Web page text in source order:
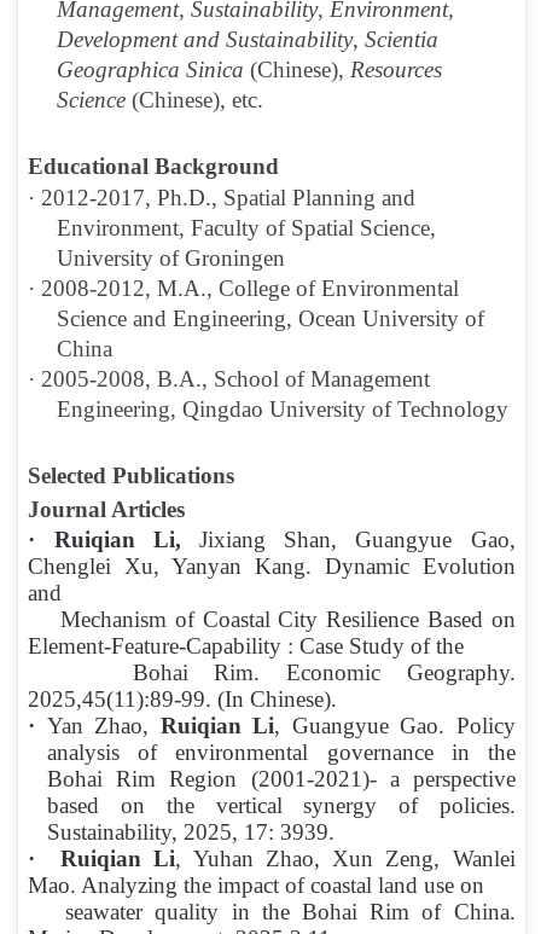
Management,Sustainability, Environment,
Development and Sustainability,Scientia
Geographica Sinica (Chinese), Resources
Science (Chinese), etc.
Educational Background
· 2012-2017, Ph.D., Spatial Planning and
Environment, Faculty of Spatial Science,
University of Groningen
· 2008-2012, M.A., College of Environmental
Science and Engineering, Ocean University of
China
· 2005-2008, B.A., School of Management
Engineering, Qingdao University of Technology
Selected Publications
Journal Articles
· Ruiqian Li, Jixiang Shan, Guangyue Gao,
Chenglei Xu, Yanyan Kang. Dynamic Evolution
and
Mechanism of Coastal City Resilience Based on
Element-Feature-Capability : Case Study of the
Bohai Rim. Economic Geography.
2025,45(11):89-99. (In Chinese).
· Yan Zhao, Ruiqian Li, Guangyue Gao. Policy
analysis of environmental governance in the
Bohai Rim Region (2001-2021)- a perspective
based on the vertical synergy of policies.
Sustainability, 2025, 17: 3939.
· Ruiqian Li, Yuhan Zhao, Xun Zeng, Wanlei
Mao. Analyzing the impact of coastal land use on
seawater quality in the Bohai Rim of China.